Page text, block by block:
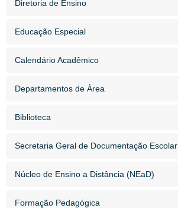
Diretoria de Ensino
Educação Especial
Calendário Acadêmico
Departamentos de Área
Biblioteca
Secretaria Geral de Documentação Escolar
Núcleo de Ensino a Distância (NEaD)
Formação Pedagógica